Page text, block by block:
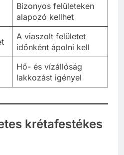
Bizonyos felületeken
alapozó kellhet
A viaszolt felületet
időnként ápolni kell
Hő- és vízállóság
lakkozást igényel
krétafestékes